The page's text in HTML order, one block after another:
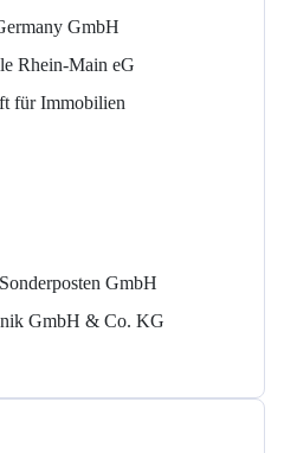
GmbH
Rhein-Main eG
für Immobilien
GmbH
GmbH & Co. KG